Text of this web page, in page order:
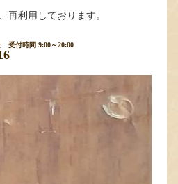
再利用しております。
受付時間 9:00～20:00